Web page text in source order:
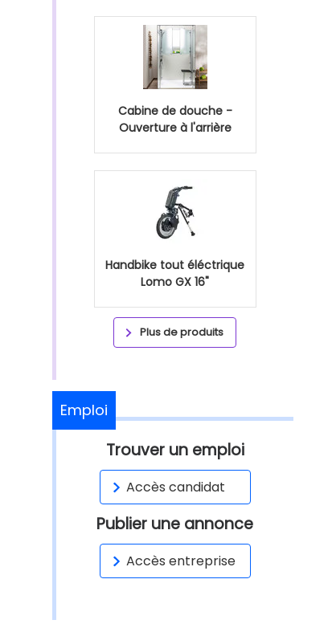
Cabine de douche -
Ouverture à l'arrière
Handbike tout éléctrique
Lomo GX 16"
Plus de produits
Emploi
Trouver un emploi
Accès candidat
Publier une annonce
Accès entreprise